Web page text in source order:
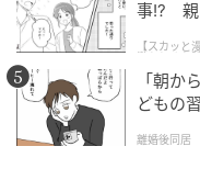
事!? 親
【スカッと
懲らしめた話
「朝か
どもの
離婚後同居